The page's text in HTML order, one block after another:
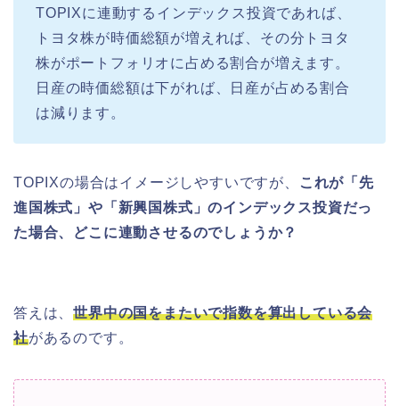
TOPIXに連動するインデックス投資であれば、
トヨタ株が時価総額が増えれば、その分トヨタ
株がポートフォリオに占める割合が増えます。
日産の時価総額は下がれば、日産が占める割合
は減ります。
TOPIXの場合はイメージしやすいですが、
これが「先
進国株式」や「新興国株式」のインデックス投資だっ
た場合、どこに連動させるのでしょうか？
答えは、世界中の国をまたいで指数を算出している会
社があるのです。